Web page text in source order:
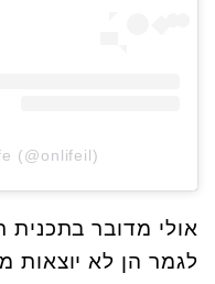
(@onlifeil)
אולי מדובר בתכנית
לגמר הן לא יוצאות